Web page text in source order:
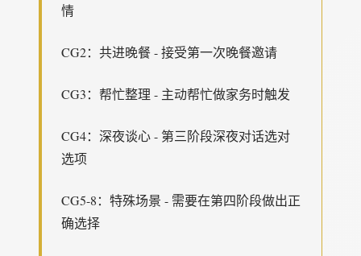
情
CG2：共进晚餐 - 接受第一次晚餐邀请
CG3：帮忙整理 - 主动帮忙做家务时触发
CG4：深夜谈心 - 第三阶段深夜对话选对
选项
CG5-8：特殊场景 - 需要在第四阶段做出正
确选择